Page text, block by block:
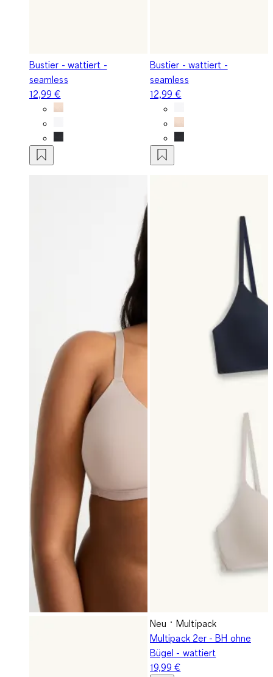
Bustier - wattiert -
seamless
12,99 €
Bustier - wattiert -
seamless
12,99 €
Neu
Multipack
Multipack 2er - BH ohne
Bügel - wattiert
19,99 €